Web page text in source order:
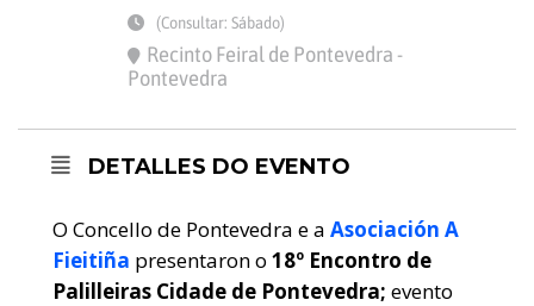
(Consultar: Sábado)
Recinto Feiral de Pontevedra -
Pontevedra
DETALLES DO EVENTO
O Concello de Pontevedra e a Asociación A
Fieitiña presentaron o 18º Encontro de
Palilleiras Cidade de Pontevedra; evento